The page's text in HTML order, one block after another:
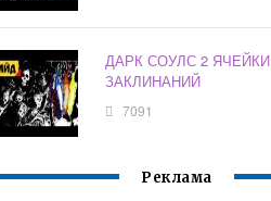
ДАРК СОУЛС 2 ЯЧЕЙКИ
ЗАКЛИНАНИЙ
7091
Реклама